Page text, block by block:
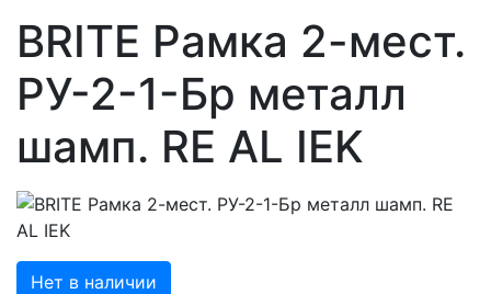
BRITE Рамка 2-мест.
РУ-2-1-Бр металл
шамп. RE AL IEK
Нет в наличии